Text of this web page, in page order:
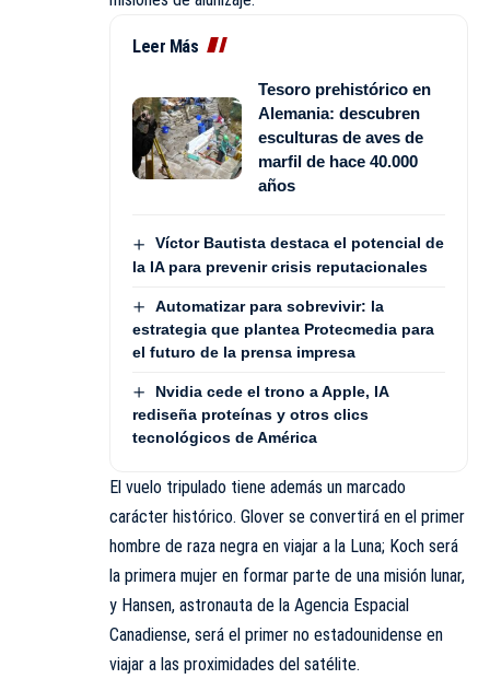
Leer Más
Tesoro prehistórico en
Alemania: descubren
esculturas de aves de
marfil de hace 40.000
años
Víctor Bautista destaca el potencial de
la IA para prevenir crisis reputacionales
Automatizar para sobrevivir: la
estrategia que plantea Protecmedia para
el futuro de la prensa impresa
Nvidia cede el trono a Apple, IA
rediseña proteínas y otros clics
tecnológicos de América
El vuelo tripulado tiene además un marcado
carácter histórico. Glover se convertirá en el primer
hombre de raza negra en viajar a la Luna; Koch será
la primera mujer en formar parte de una misión lunar,
y Hansen, astronauta de la Agencia Espacial
Canadiense, será el primer no estadounidense en
viajar a las proximidades del satélite.